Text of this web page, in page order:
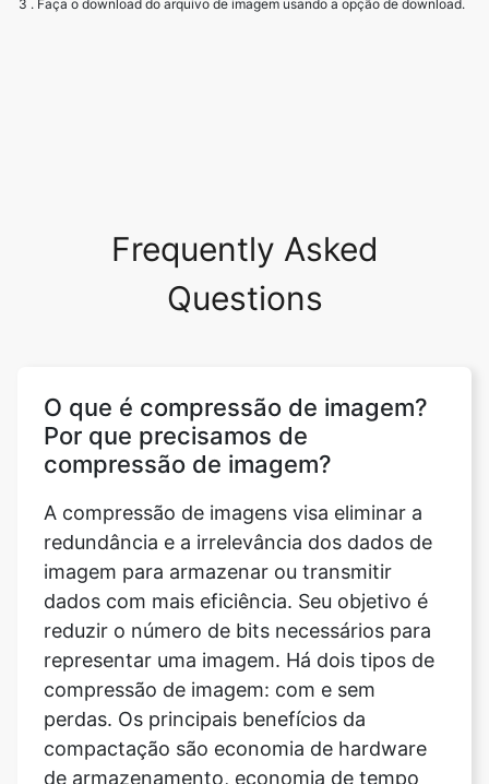
O que é compressão de imagem?
A compressão de imagens visa eliminar a
redundância e a irrelevância dos dados de
imagem para armazenar ou transmitir
dados com mais eficiência. Seu objetivo é
reduzir o número de bits necessários para
representar uma imagem. Há dois tipos de
compressão de imagem: com e sem
perdas. Os principais benefícios da
compactação são economia de hardware
de armazenamento, economia de tempo
de transmissão de dados e economia de
largura de banda de comunicação. Isso